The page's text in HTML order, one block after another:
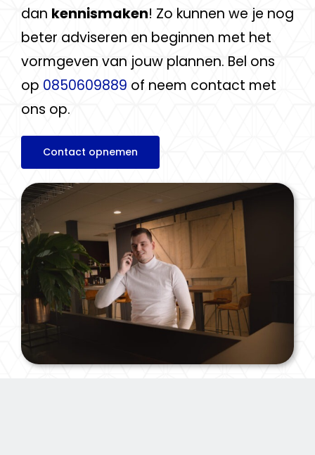
dan kennismaken! Zo kunnen we je nog
beter adviseren en beginnen met het
vormgeven van jouw plannen. Bel ons
op 0850609889 of neem contact met
ons op.
Contact opnemen